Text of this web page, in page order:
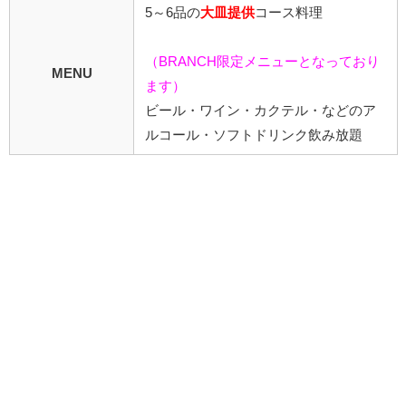
MENU
5～6品の大皿提供コース料理
（BRANCH限定メニューとなっており
ます）
ビール・ワイン・カクテル・などのア
ルコール・ソフトドリンク飲み放題